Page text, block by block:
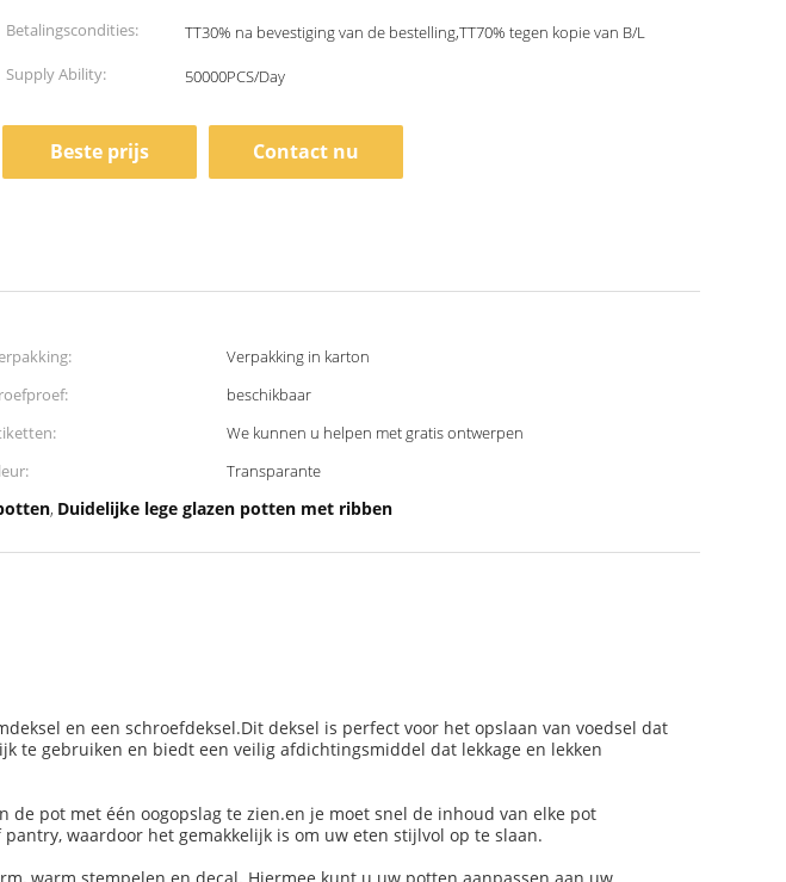
Betalingscondities:
TT30% na bevestiging van de bestelling,TT70% tegen kopie van B/L
Supply Ability:
50000PCS/Day
Beste prijs Contact nu
Verpakking in karton
beschikbaar
We kunnen u helpen met gratis ontwerpen
Transparante
, Duidelijke lege glazen potten met ribben
en een schroefdeksel.Dit deksel is perfect voor het opslaan van voedsel dat
te gebruiken en biedt een veilig afdichtingsmiddel dat lekkage en lekken
pot met één oogopslag te zien.en je moet snel de inhoud van elke pot
waardoor het gemakkelijk is om uw eten stijlvol op te slaan.